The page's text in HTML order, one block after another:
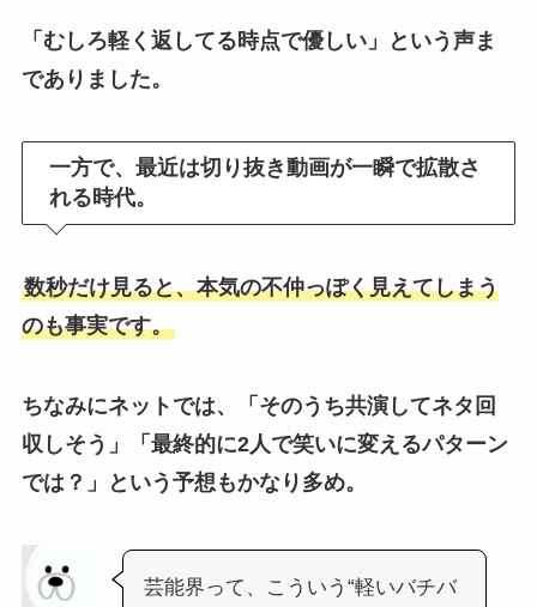
「むしろ軽く返してる時点で優しい」という声ま
でありました。
一方で、最近は切り抜き動画が一瞬で拡散さ
れる時代。
数秒だけ見ると、本気の不仲っぽく見えてしまう
のも事実です。
ちなみにネットでは、「そのうち共演してネタ回
収しそう」「最終的に2人で笑いに変えるパターン
では？」という予想もかなり多め。
芸能界って、こういう“軽いバチバ